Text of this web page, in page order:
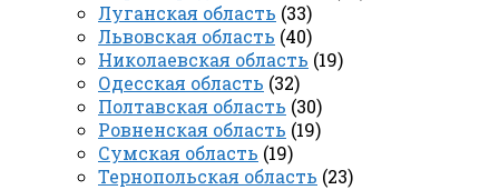
Луганская область (33)
Львовская область (40)
Николаевская область (19)
Одесская область (32)
Полтавская область (30)
Ровненская область (19)
Сумская область (19)
Тернопольская область (23)